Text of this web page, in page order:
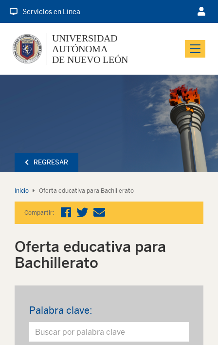
Servicios en Línea
Menu
UNIVERSIDAD
AUTÓNOMA
DE NUEVO LEÓN
REGRESAR
Inicio Oferta educativa para Bachillerato
Compartir:
Oferta educativa para
Bachillerato
Palabra clave: